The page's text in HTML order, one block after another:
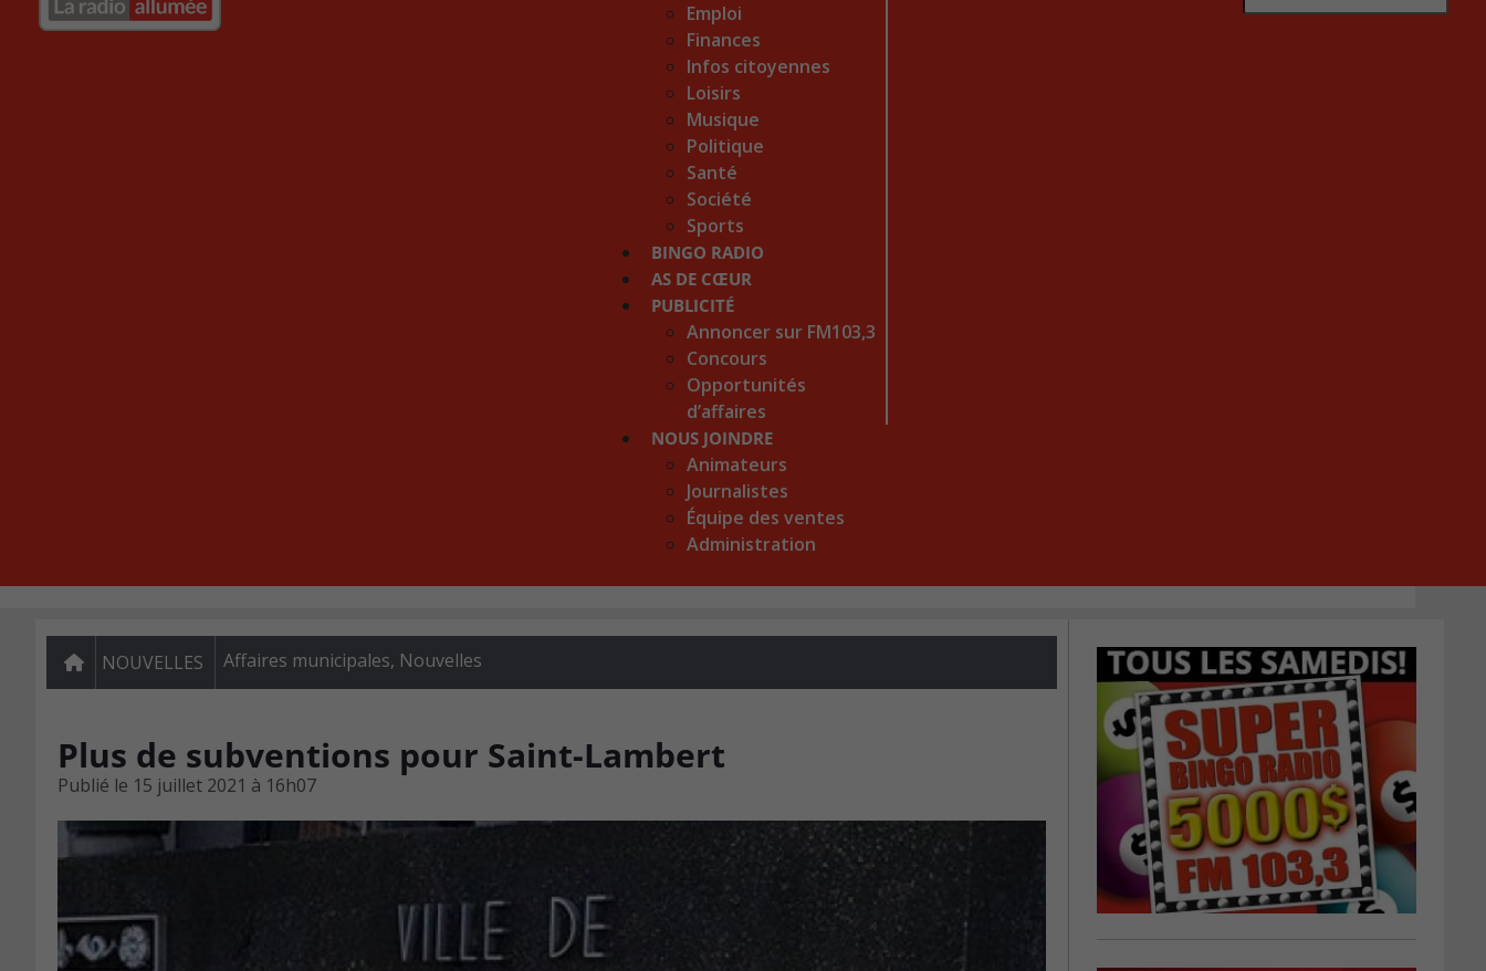
Emploi
Finances
Infos citoyennes
Loisirs
Musique
Politique
Santé
Société
Sports
BINGO RADIO
AS DE CŒUR
PUBLICITÉ
Annoncer sur FM103,3
Concours
Opportunités
d’affaires
NOUS JOINDRE
Animateurs
Journalistes
Équipe des ventes
Administration
NOUVELLES Affaires municipales, Nouvelles
Plus de subventions pour Saint-Lambert
Publié le 15 juillet 2021 à 16h07